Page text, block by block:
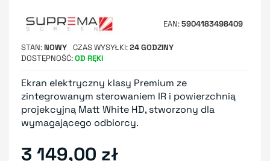
EAN 5904183498409
STAN NOWY CZAS WYSYŁKI 24 GODZINY
DOSTĘPNOŚĆ OD RĘKI
Ekran elektryczny klasy Premium ze
zintegrowanym sterowaniem IR i powierzchnią
projekcyjną Matt White HD, stworzony dla
wymagającego odbiorcy.
3 149,00 zł